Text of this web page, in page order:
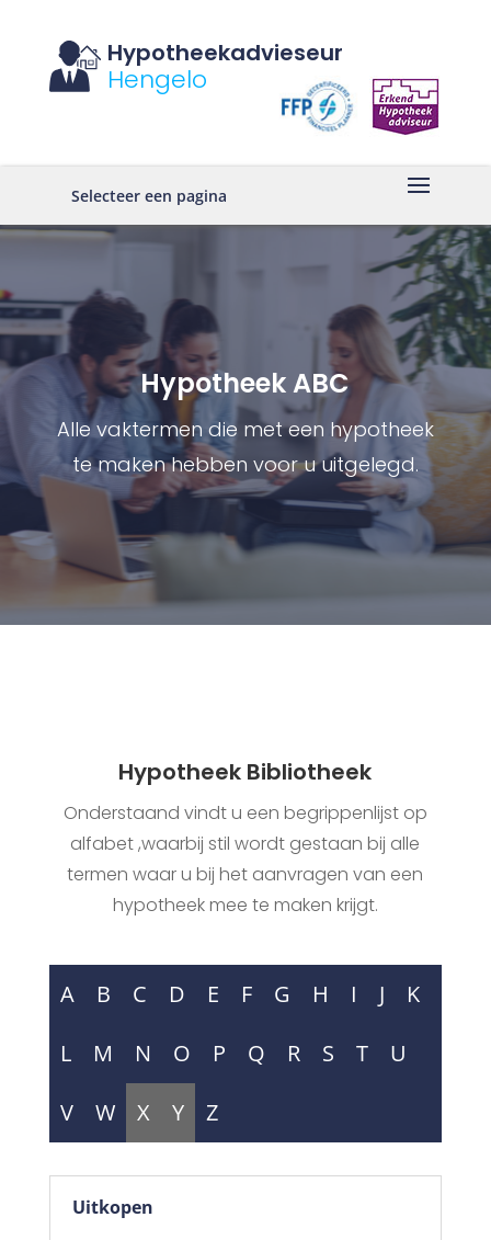
Hypotheekadvieseur
Hengelo
Selecteer een pagina
Hypotheek ABC
Alle vaktermen die met een hypotheek
te maken hebben voor u uitgelegd.
Hypotheek Bibliotheek
Onderstaand vindt u een begrippenlijst op
alfabet ,waarbij stil wordt gestaan bij alle
termen waar u bij het aanvragen van een
hypotheek mee te maken krijgt.
A B C D E F G H I J
K
L
M N O P Q R S T
U
V
W X Y Z
Uitkopen